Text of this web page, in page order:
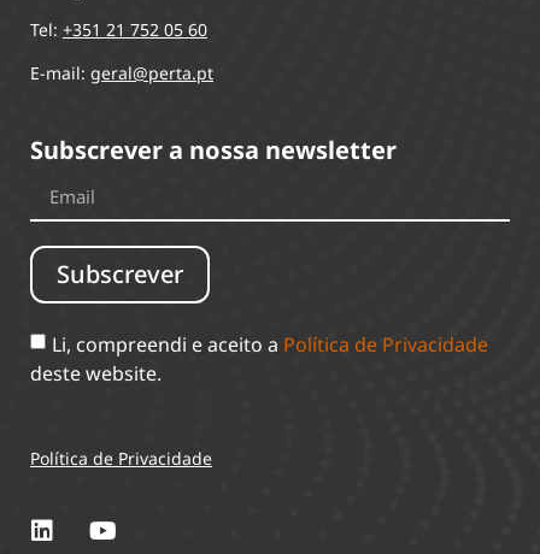
Tel: +351 21 752 05 60
E-mail: geral@perta.pt
Subscrever a nossa newsletter
Li, compreendi e aceito a Política de Privacidade
deste website.
Subscrever
Política de Privacidade